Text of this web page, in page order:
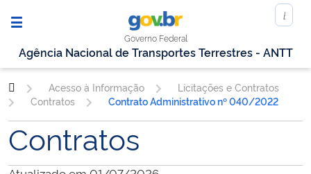
Governo Federal
Agência Nacional de Transportes Terrestres - ANTT
Acesso à Informação
Licitações e Contratos
Contratos
Contrato Administrativo nº 040/2022
Contratos